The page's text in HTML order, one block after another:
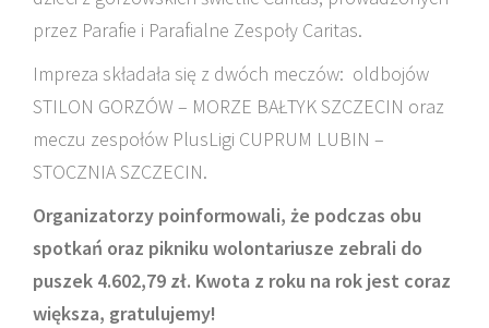
przez Parafie i Parafialne Zespoły Caritas.
Impreza składała się z dwóch meczów: oldbojów
STILON GORZÓW – MORZE BAŁTYK SZCZECIN oraz
meczu zespołów PlusLigi CUPRUM LUBIN –
STOCZNIA SZCZECIN.
Organizatorzy poinformowali, że podczas obu
spotkań oraz pikniku wolontariusze zebrali do
puszek 4.602,79 zł. Kwota z roku na rok jest coraz
większa, gratulujemy!